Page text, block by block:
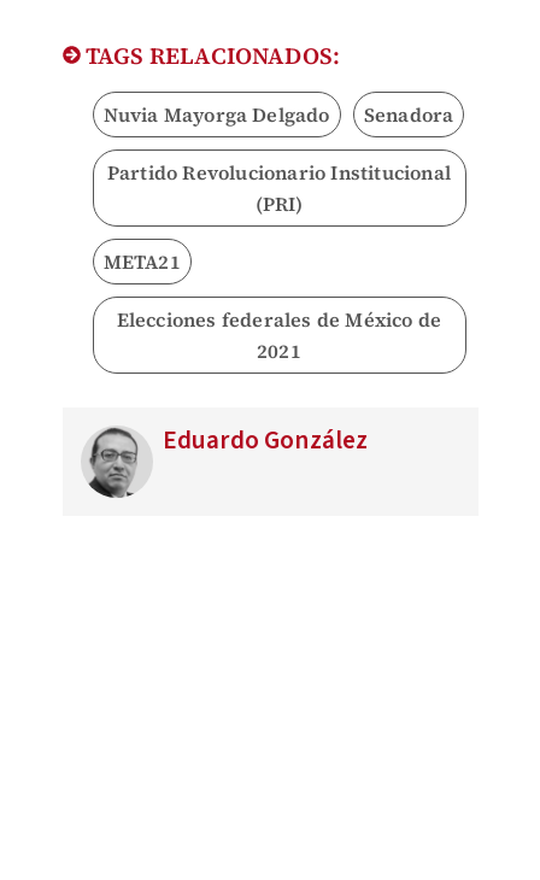
TAGS RELACIONADOS:
Nuvia Mayorga Delgado Senadora
Partido Revolucionario Institucional
(PRI)
META21
Elecciones federales de México de
2021
Eduardo González